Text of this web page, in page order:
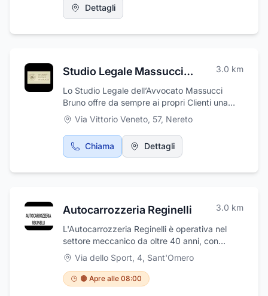
installazione di impianti fotovoltaici,
automazione e impianti domotica
Dettagli
Studio Legale Massucci Avv. Bruno e Avv. Lara 3.0 km
Lo Studio Legale dell’Avvocato Massucci
Bruno offre da sempre ai propri Clienti una
mirata e accurata assistenza e consulenza in
ambito legale, in ogni stato e grado dei
procedimenti. L’avvocato Massucci offre la
propria esperienza professionale in ambito del
danni. Lo Studio Massucci si trova in Via
presso lo Studio Legale contattare
Via Vittorio Veneto, 57, Nereto
Chiama Dettagli
Autocarrozzeria Reginelli 3.0 km
L'Autocarrozzeria Reginelli è operativa nel
settore meccanico da oltre 40 anni, con
un’attività che si tramanda di padre in figlio. E'
una struttura composta da 400 mq coperti e
un piazzale auto di 2500 mq. Il personale,
altamente qualificato e costantemente
Via dello Sport, 4, Sant'Omero
🟠 Apre alle 08:00